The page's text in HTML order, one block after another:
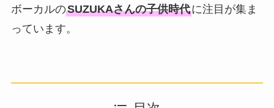
ボーカルのSUZUKAさんの子供時代に注目が集ま
っています。